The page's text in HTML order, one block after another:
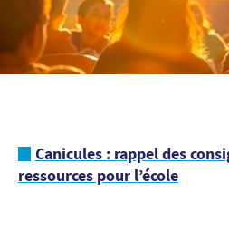
Canicules : rappel des
ressources pour l’école